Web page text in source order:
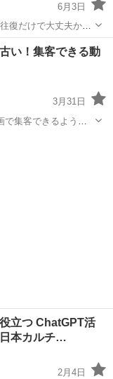
6月3日
動画編集とか興味あ
い！集客できる動
3月31日
集客できるように
立つ ChatGPT活
本カルチ…
2月4日